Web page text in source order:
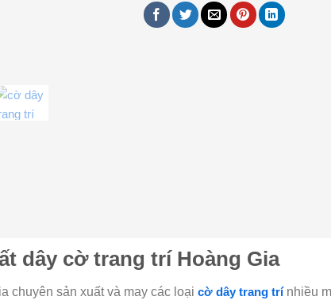
dây cờ trang trí Hoàng Gia
chuyên sản xuất và may các loại cờ dây trang trínhiều